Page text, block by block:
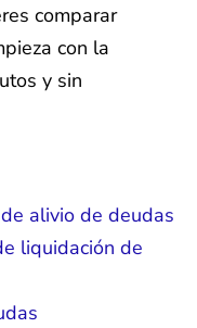
comparar
con la
y sin
alivio de deudas
liquidación de